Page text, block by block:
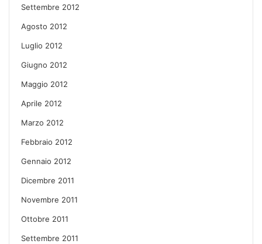
Settembre 2012
Agosto 2012
Luglio 2012
Giugno 2012
Maggio 2012
Aprile 2012
Marzo 2012
Febbraio 2012
Gennaio 2012
Dicembre 2011
Novembre 2011
Ottobre 2011
Settembre 2011